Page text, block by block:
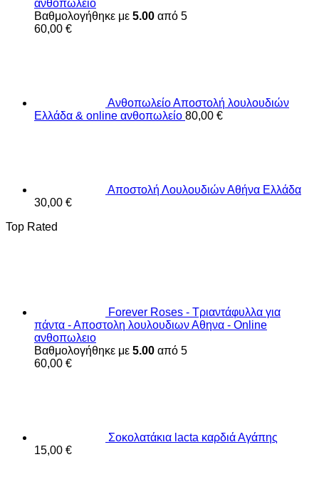
ανθοπωλειο
Βαθμολογήθηκε με 5.00 από 5
60,00 €
Ανθοπωλείο Αποστολή λουλουδιών
Ελλάδα & online ανθοπωλείο 80,00 €
Αποστολή Λουλουδιών Αθήνα Ελλάδα
30,00 €
Top Rated
Forever Roses - Τριαντάφυλλα για
πάντα - Αποστολη λουλουδιων Αθηνα - Online
ανθοπωλειο
Βαθμολογήθηκε με 5.00 από 5
60,00 €
Σοκολατάκια lacta καρδιά Αγάπης
15,00 €